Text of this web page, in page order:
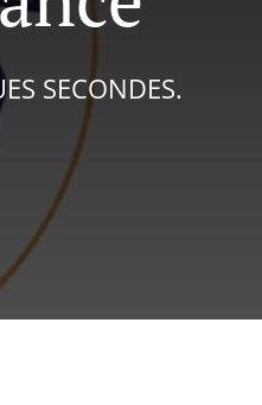
SECONDES.